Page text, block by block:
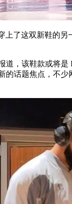
了这双新鞋的另
，该鞋款或将是
的话题焦点，不少